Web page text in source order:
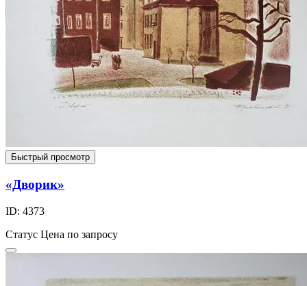
Быстрый просмотр
«Дворик»
ID: 4373
Статус Цена по запросу